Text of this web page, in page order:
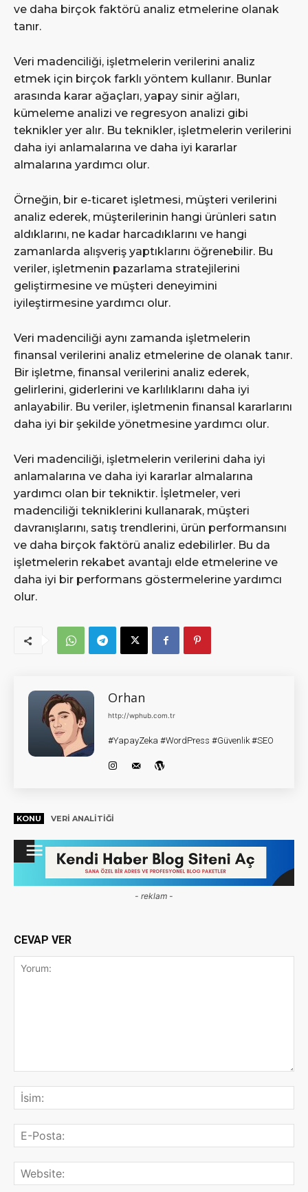
ve daha birçok faktörü analiz etmelerine olanak
tanır.
Veri madenciliği, işletmelerin verilerini analiz
etmek için birçok farklı yöntem kullanır. Bunlar
arasında karar ağaçları, yapay sinir ağları,
kümeleme analizi ve regresyon analizi gibi
teknikler yer alır. Bu teknikler, işletmelerin verilerini
daha iyi anlamalarına ve daha iyi kararlar
almalarına yardımcı olur.
Örneğin, bir e-ticaret işletmesi, müşteri verilerini
analiz ederek, müşterilerinin hangi ürünleri satın
aldıklarını, ne kadar harcadıklarını ve hangi
zamanlarda alışveriş yaptıklarını öğrenebilir. Bu
veriler, işletmenin pazarlama stratejilerini
geliştirmesine ve müşteri deneyimini
iyileştirmesine yardımcı olur.
Veri madenciliği aynı zamanda işletmelerin
finansal verilerini analiz etmelerine de olanak tanır.
Bir işletme, finansal verilerini analiz ederek,
gelirlerini, giderlerini ve karlılıklarını daha iyi
anlayabilir. Bu veriler, işletmenin finansal kararlarını
daha iyi bir şekilde yönetmesine yardımcı olur.
Veri madenciliği, işletmelerin verilerini daha iyi
anlamalarına ve daha iyi kararlar almalarına
yardımcı olan bir tekniktir. İşletmeler, veri
madenciliği tekniklerini kullanarak, müşteri
davranışlarını, satış trendlerini, ürün performansını
ve daha birçok faktörü analiz edebilirler. Bu da
işletmelerin rekabet avantajı elde etmelerine ve
daha iyi bir performans göstermelerine yardımcı
olur.
Orhan
http://wphub.com.tr
#YapayZeka #WordPress #Güvenlik #SEO
KONU VERI ANALITIĞI
- reklam -
CEVAP VER